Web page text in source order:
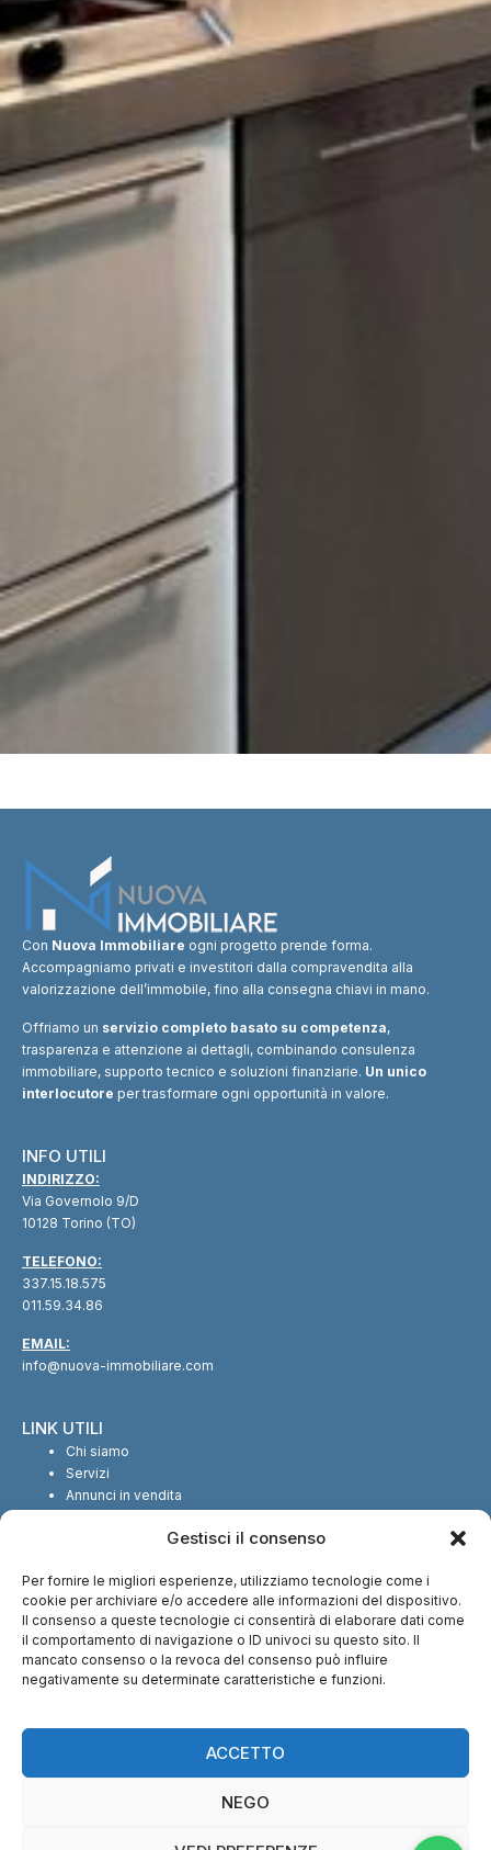
Gestisci il consenso
Per fornire le migliori esperienze, utilizziamo tecnologie come i
cookie per archiviare e/o accedere alle informazioni del dispositivo.
Il consenso a queste tecnologie ci consentirà di elaborare dati come
il comportamento di navigazione o ID univoci su questo sito. Il
mancato consenso o la revoca del consenso può influire
negativamente su determinate caratteristiche e funzioni.
ACCETTO
NEGO
Con Nuova Immobiliare ogni progetto prende forma.
Accompagniamo privati e investitori dalla compravendita alla
valorizzazione dell’immobile, fino alla consegna chiavi in mano.
Offriamo un servizio completo basato su competenza,
trasparenza e attenzione ai dettagli, combinando consulenza
immobiliare, supporto tecnico e soluzioni finanziarie. Un unico
interlocutore per trasformare ogni opportunità in valore.
INFO UTILI
INDIRIZZO:
Via Governolo 9/D
10128 Torino (TO)
TELEFONO:
337.15.18.575
011.59.34.86
EMAIL:
info@nuova-immobiliare.com
LINK UTILI
Chi siamo
Servizi
Annunci in vendita
SEGUICI SUI SOCIAL
CI TROVI ANCHE SU: